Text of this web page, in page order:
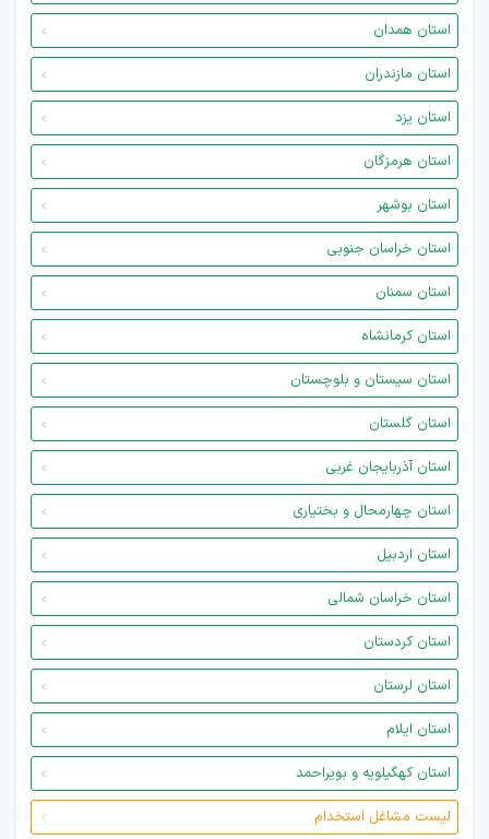
استان همدان
استان مازندران
استان یزد
استان هرمزگان
استان بوشهر
استان خراسان جنوبی
استان سمنان
استان کرمانشاه
استان سیستان و بلوچستان
استان گلستان
استان آذربایجان غربی
استان چهارمحال و بختیاری
استان اردبیل
استان خراسان شمالی
استان کردستان
استان لرستان
استان ایلام
استان کهگیلویه و بویراحمد
لیست مشاغل استخدام